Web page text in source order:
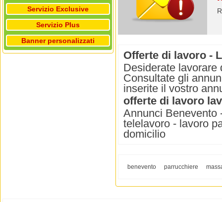
Servizio Exclusive
Servizio Plus
Banner personalizzati
Offerte di lavoro -
Desiderate lavorare
Consultate gli
inserite il vostro
offerte di lavoro
Annunci Benevento
telelavoro - lavoro
domicilio
benevento parrucchiere